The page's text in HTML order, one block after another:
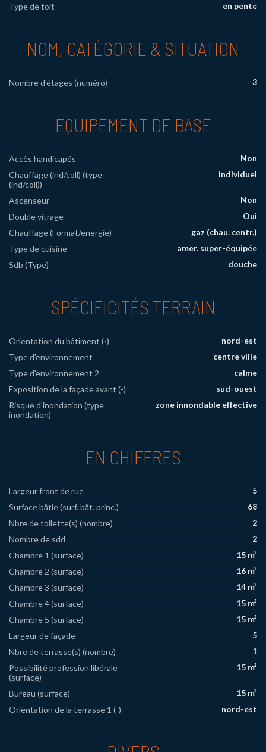
Type de toit
en pente
NOM, CATÉGORIE & SITUATION
Nombre d'étages (numéro) 3
EQUIPEMENT DE BASE
Accès handicapés
Non
Chauffage (ind/coll) (type
(ind/coll))
individuel
Ascenseur
Non
Double vitrage
Oui
Chauffage (Format/energie)
gaz (chau. centr.)
Type de cuisine
amer. super-équipée
Sdb (Type)
douche
SPÉCIFICITÉS TERRAIN
Orientation du bâtiment (-)
nord-est
Type d'environnement
centre ville
Type d'environnement 2
calme
Exposition de la façade avant (-)
sud-ouest
Risque d'inondation (type
inondation)
zone innondable effective
EN CHIFFRES
Largeur front de rue
5
Surface bâtie (surf. bât. princ.)
68
Nbre de toilette(s) (nombre)
2
Nombre de sdd
2
Chambre 1 (surface)
15 m²
Chambre 2 (surface)
16 m²
Chambre 3 (surface)
14 m²
Chambre 4 (surface)
15 m²
Chambre 5 (surface)
15 m²
Largeur de façade
5
Nbre de terrasse(s) (nombre)
1
Possibilité profession libérale
(surface)
15 m²
Bureau (surface)
15 m²
Orientation de la terrasse 1 (-)
nord-est